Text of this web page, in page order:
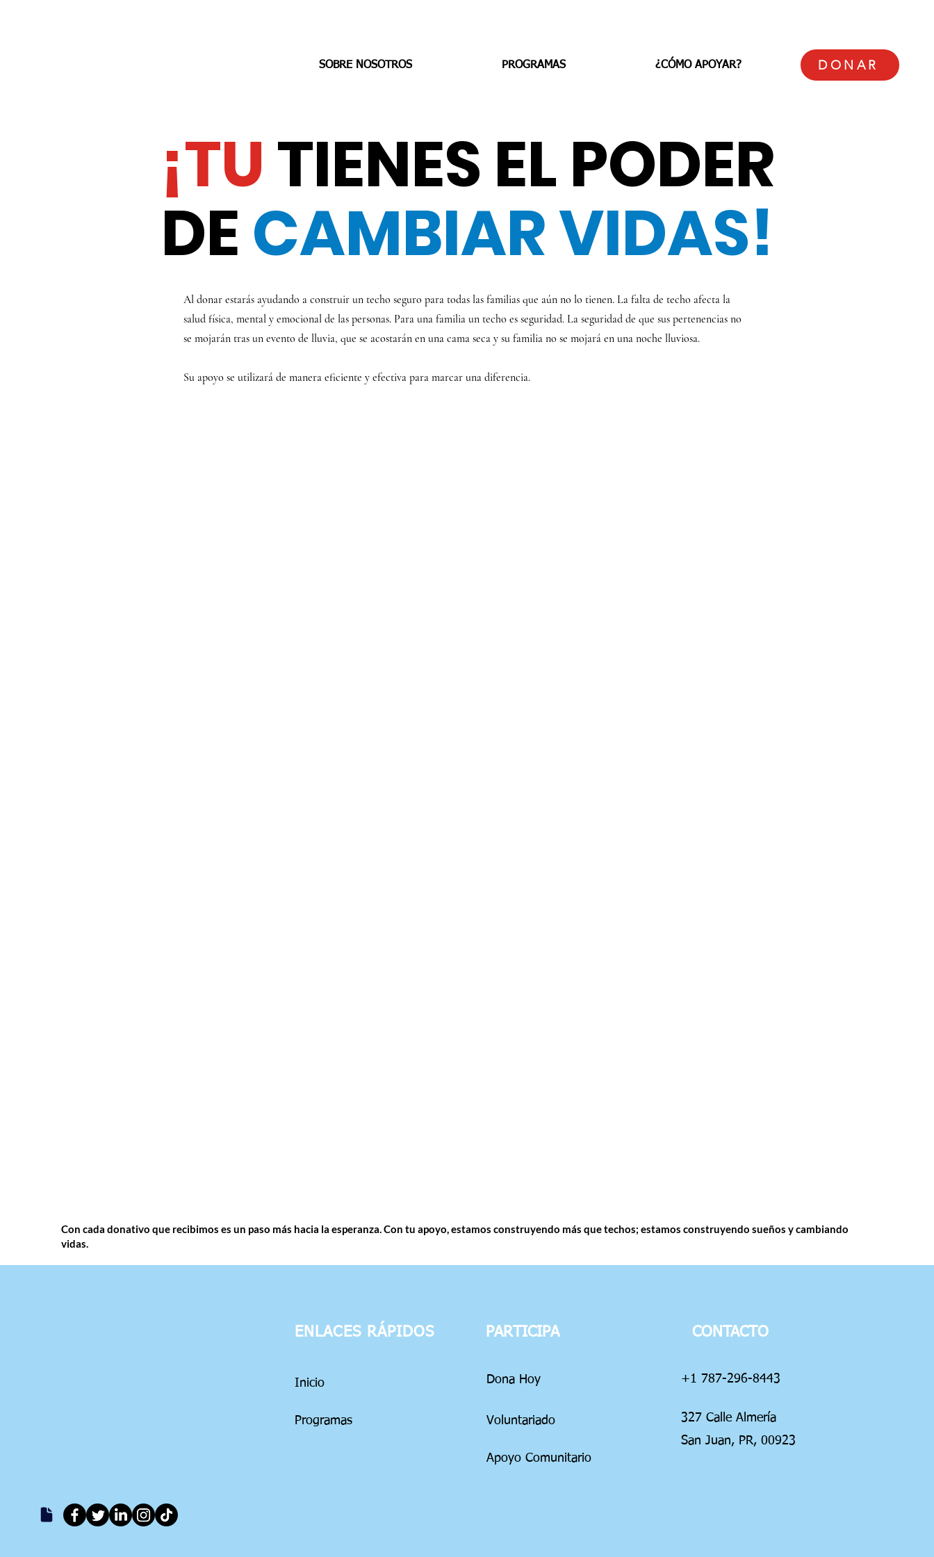
SOBRE NOSOTROS PROGRAMAS ¿CÓMO APOYAR? DONAR
¡TUTIENES EL PODER
DECAMBIAR VIDAS!
Al donar estarás ayudando a construir un techo seguro para todas las familias que aún no lo tienen. La falta de techo afecta la
salud física, mental y emocional de las personas. Para una familia un techo es seguridad. La seguridad de que sus pertenencias no
se mojarán tras un evento de lluvia, que se acostarán en una cama seca y su familia no se mojará en una noche lluviosa.
Su apoyo se utilizará de manera eficiente y efectiva para marcar una diferencia.
Con cada donativo que recibimos es un paso más hacia la esperanza. Con tu apoyo, estamos construyendo más que techos; estamos construyendo sueños y cambiando
vidas.
ENLACES RÁPIDOS
Inicio
Programas
PARTICIPA CONTACTO
Dona Hoy +1 787-296-8443
Voluntariado
327 Calle Almería
San Juan, PR, 00923
Apoyo Comunitario